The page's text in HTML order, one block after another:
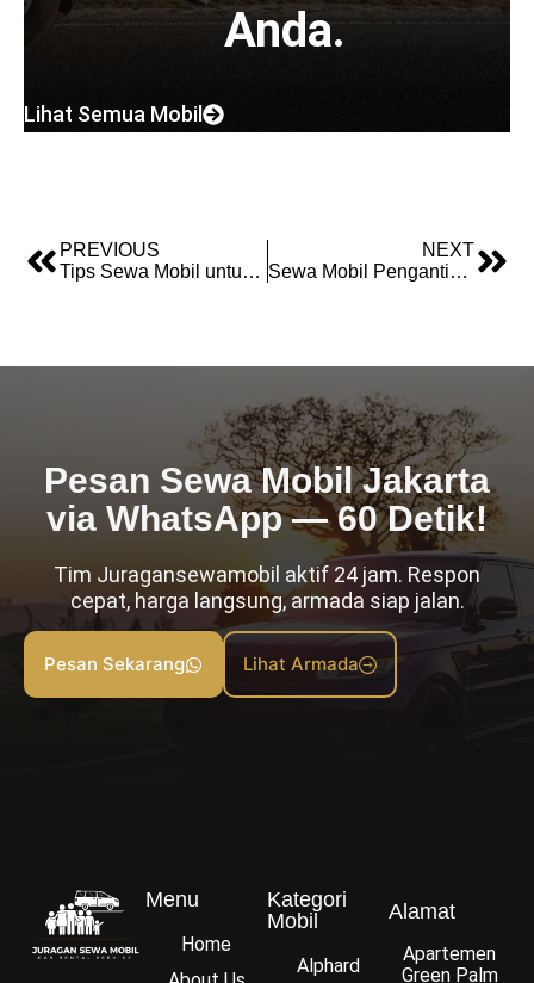
Anda.
Lihat Semua Mobil
PREVIOUS
Tips Sewa Mobil untuk Pemula: Anti Tipu [Cek Panduan]
NEXT
Sewa Mobil Pengantin Jakarta: Panduan Bebas Stres, Tampil Elegan di Hari H
Pesan Sewa Mobil Jakarta
via WhatsApp — 60 Detik!
Tim Juragansewamobil aktif 24 jam. Respon
cepat, harga langsung, armada siap jalan.
Pesan Sekarang Lihat Armada
Menu
Home
Kategori
Mobil
Alphard
Alamat
Apartemen
Green Palm